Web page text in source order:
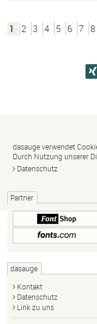
1 2 3 4 5 6 7 8
dasauge verwendet
Durch Nutzung unserer
Datenschutz
Partner
dasauge
Kontakt
Datenschutz
Link zu uns